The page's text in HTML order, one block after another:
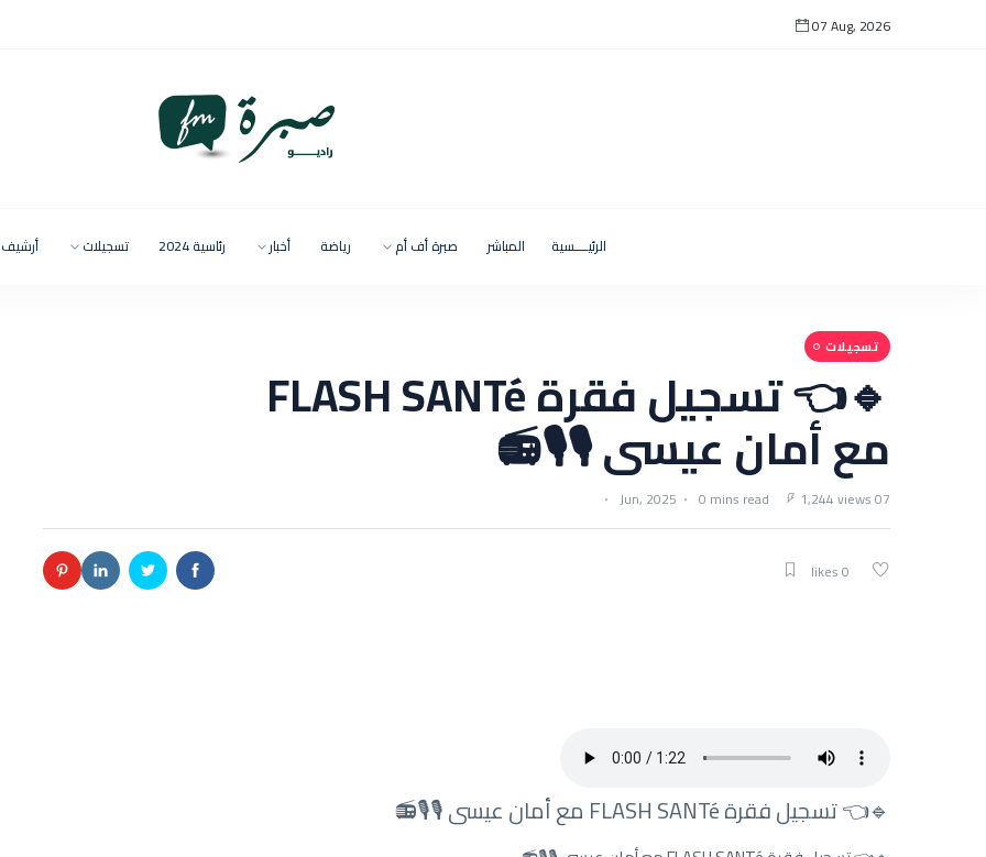
07 Aug, 2026
الرئيــــسية المباشر صبرة أف أم رياضة أخبار رئاسية 2024 تسجيلات أرشيف
تسجيلات
🔹👈 تسجيل فقرة FLASH SANTé
مع أمان عيسى 🎙🎙📻
07 Jun, 2025
0 mins read 1,244 views
🔹👈 تسجيل فقرة FLASH SANTé مع أمان عيسى 🎙🎙📻